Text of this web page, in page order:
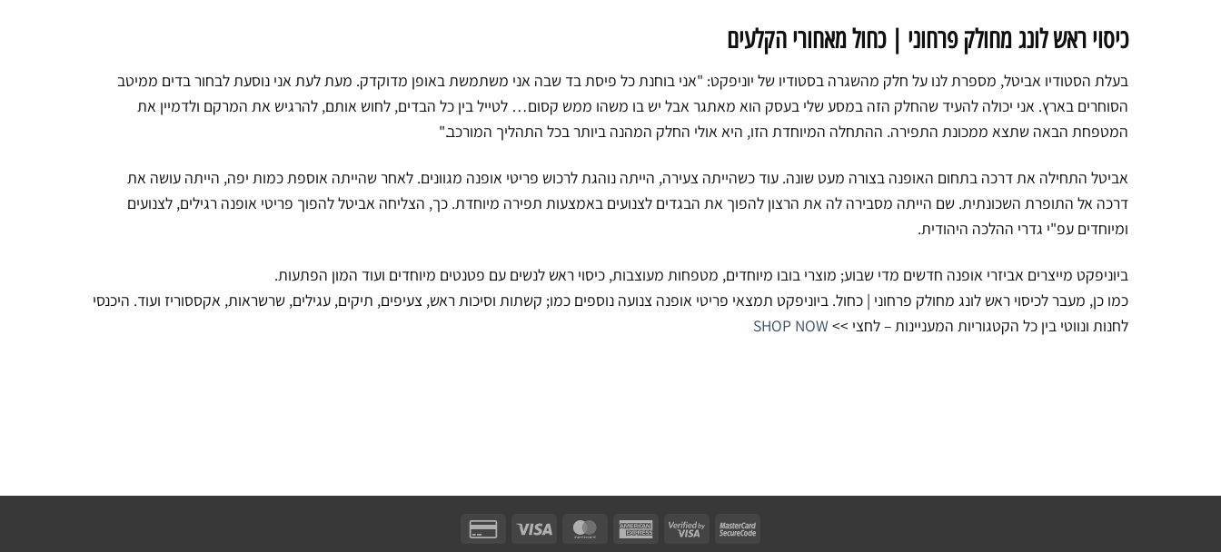
כיסוי ראש לונג מחולק פרחוני | כחול מאחורי הקלעים
בעלת הסטודיו אביטל, מספרת לנו על חלק מהשגרה בסטודיו של יוניפקט: "אני בוחנת כל פיסת בד שבה אני משתמשת באופן מדוקדק. מעת לעת אני נוסעת לבחור בדים ממיטב
הסוחרים בארץ. אני יכולה להעיד שהחלק הזה במסע שלי בעסק הוא מאתגר אבל יש בו משהו ממש קסום… לטייל בין כל הבדים, לחוש אותם, להרגיש את המרקם ולדמיין את
המטפחת הבאה שתצא ממכונת התפירה. ההתחלה המיוחדת הזו, היא אולי החלק המהנה ביותר בכל התהליך המורכב."
אביטל התחילה את דרכה בתחום האופנה בצורה מעט שונה. עוד כשהייתה צעירה, הייתה נוהגת לרכוש פריטי אופנה מגוונים. לאחר שהייתה אוספת כמות יפה, הייתה עושה את
דרכה אל התופרת השכונתית. שם הייתה מסבירה לה את הרצון להפוך את הבגדים לצנועים באמצעות תפירה מיוחדת. כך, הצליחה אביטל להפוך פריטי אופנה רגילים, לצנועים
ומיוחדים עפ"י גדרי ההלכה היהודית.
ביוניפקט מייצרים אביזרי אופנה חדשים מדי שבוע; מוצרי בובו מיוחדים, מטפחות מעוצבות, כיסוי ראש לנשים עם פטנטים מיוחדים ועוד המון הפתעות.
כמו כן, מעבר לכיסוי ראש לונג מחולק פרחוני | כחול. ביוניפקט תמצאי פריטי אופנה צנועה נוספים כמו; קשתות וסיכות ראש, צעיפים, תיקים, עגילים, שרשראות, אקססוריז ועוד. היכנסי
לחנות ונווטי בין כל הקטגוריות המעניינות – לחצי >>